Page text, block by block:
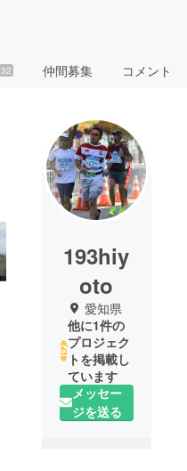
32 仲間募集 コメント
193hiy
oto
愛知県
他に1件の
プロジェク
トを掲載し
ています
メッセー
ジを送る